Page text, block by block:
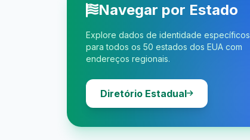
Navegar por Estado
Explore dados de identidade específicos
para todos os 50 estados dos EUA com
endereços regionais.
Diretório Estadual